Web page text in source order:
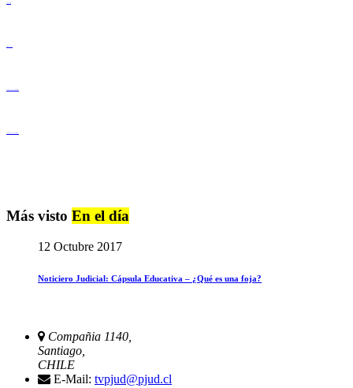
Más visto En el día
12 Octubre 2017
Noticiero Judicial: Cápsula Educativa – ¿Qué es una foja?
Compañia 1140,
Santiago,
CHILE
E-Mail: tvpjud@pjud.cl